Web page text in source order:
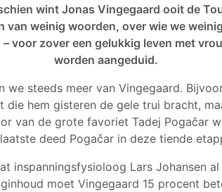
wint Jonas Vingegaard ooit de
van weinig woorden, over wie we
voor zover een gelukkig leven met
worden aangeduid.
we steeds meer van Vingegaard.
die hem gisteren de gele trui bracht,
van de grote favoriet Tadej Pogačar
deed Pogačar in deze tiende
inspanningsfysioloog Lars Johansen
moet Vingegaard 15 procent